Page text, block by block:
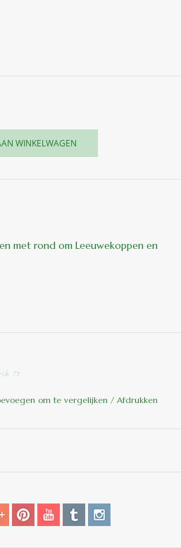
WINKELWAGEN
met rond om Leeuwekoppen en
73
om te vergelijken / Afdrukken